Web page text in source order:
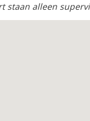
staan alleen